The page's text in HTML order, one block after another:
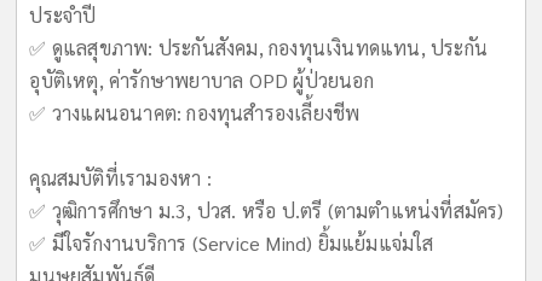
ประจำปี
✅ ดูแลสุขภาพ: ประกันสังคม, กองทุนเงินทดแทน, ประกัน
อุบัติเหตุ, ค่ารักษาพยาบาล OPD ผู้ป่วยนอก
✅ วางแผนอนาคต: กองทุนสำรองเลี้ยงชีพ
คุณสมบัติที่เรามองหา :
✅ วุฒิการศึกษา ม.3, ปวส. หรือ ป.ตรี (ตามตำแหน่งที่สมัคร)
✅ มีใจรักงานบริการ (Service Mind) ยิ้มแย้มแจ่มใส
มนุษยสัมพันธ์ดี